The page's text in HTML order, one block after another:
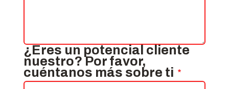
¿Eres un potencial cliente
nuestro? Por favor,
cuéntanos más sobre ti